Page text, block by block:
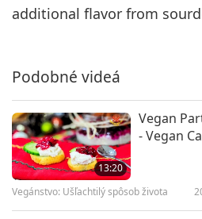
additional flavor from
Podobné videá
13:20
Vegan
- Vegan
Vegánstvo: Ušľachtilý spôsob života